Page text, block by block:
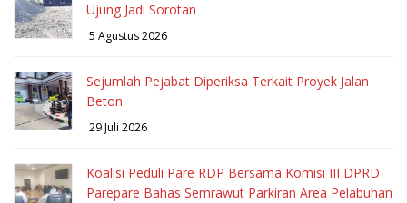
Ujung Jadi Sorotan
5 Agustus 2026
Sejumlah Pejabat Diperiksa Terkait Proyek Jalan
Beton
29 Juli 2026
Koalisi Peduli Pare RDP Bersama Komisi III DPRD
Parepare Bahas Semrawut Parkiran Area Pelabuhan